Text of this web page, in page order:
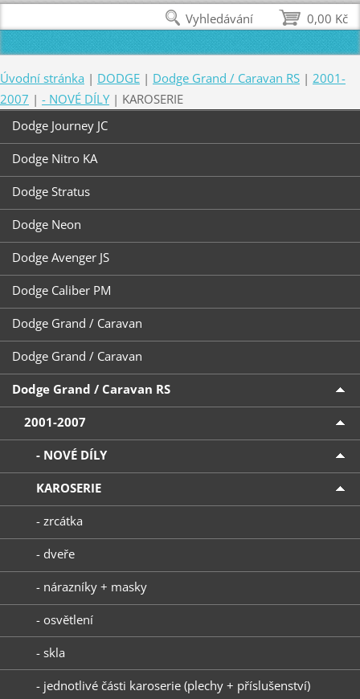
Úvodní stránka | DODGE | Dodge Grand / Caravan RS | 2001-
2007 | - NOVÉ DÍLY| KAROSERIE
Dodge Journey JC
Dodge Nitro KA
Dodge Stratus
Dodge Neon
Dodge Avenger JS
Dodge Caliber PM
Dodge Grand / Caravan
Dodge Grand / Caravan
Dodge Grand / Caravan RS
2001-2007
- NOVÉ DÍLY
KAROSERIE
- zrcátka
- dveře
- nárazníky + masky
- osvětlení
- skla
- jednotlivé části karoserie (plechy + příslušenství)
0,00 Kč
Vyhledávání